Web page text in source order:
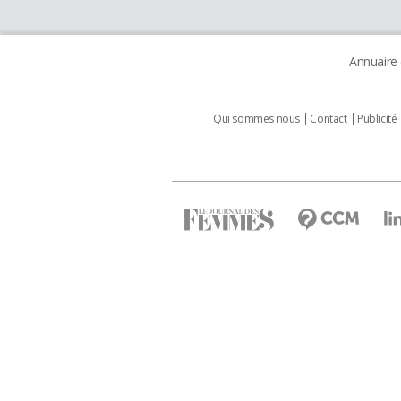
Qui sommes nous Contact Publicité